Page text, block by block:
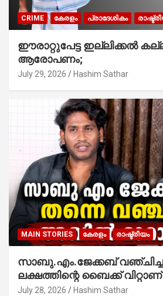
CRIME കേരളം പ്രാദേശികം
ഈരാറ്റുപേട്ട ഇല്ലിക്കൽ കല്ലിൽ
ആരോപണം;
July 29, 2026 Hashim Sathar
MAIN STORIES കേരളം രാഷ്ട്രീയം
സാബു.എം.ജേക്കബ്
ലക്ഷത്തിന്റെ ബൈക്ക്
മത്സരിച്ചത്! പ്രചാരണത്തിന്
July 28, 2026 Hashim Sathar